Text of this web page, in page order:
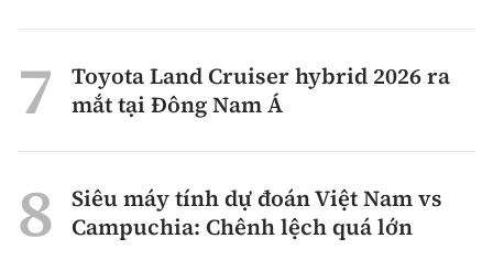
Toyota Land Cruiser hybrid 2026 ra
mắt tại Đông Nam Á
Siêu máy tính dự đoán Việt Nam vs
Campuchia: Chênh lệch quá lớn